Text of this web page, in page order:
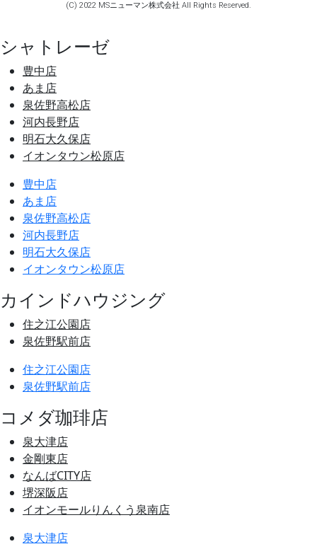
(C) 2022 MSニューマン株式会社 All Rights Reserved.
シャトレーゼ
豊中店
あま店
泉佐野高松店
河内長野店
明石大久保店
イオンタウン松原店
豊中店
あま店
泉佐野高松店
河内長野店
明石大久保店
イオンタウン松原店
カインドハウジング
住之江公園店
泉佐野駅前店
住之江公園店
泉佐野駅前店
コメダ珈琲店
泉大津店
金剛東店
なんばCITY店
堺深阪店
イオンモールりんくう泉南店
泉大津店